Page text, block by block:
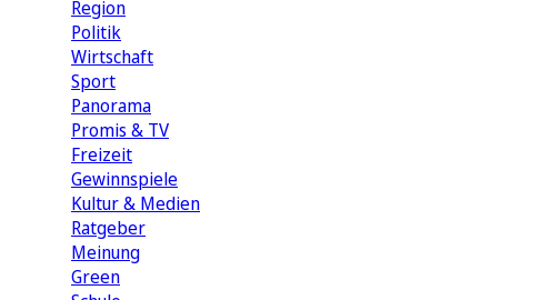
Region
Politik
Wirtschaft
Sport
Panorama
Promis & TV
Freizeit
Gewinnspiele
Kultur & Medien
Ratgeber
Meinung
Green